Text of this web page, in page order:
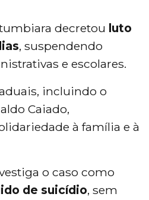
decretou luto
, suspendendo
e escolares.
incluindo o
Caiado,
à família e à
o caso como
de suicídio, sem